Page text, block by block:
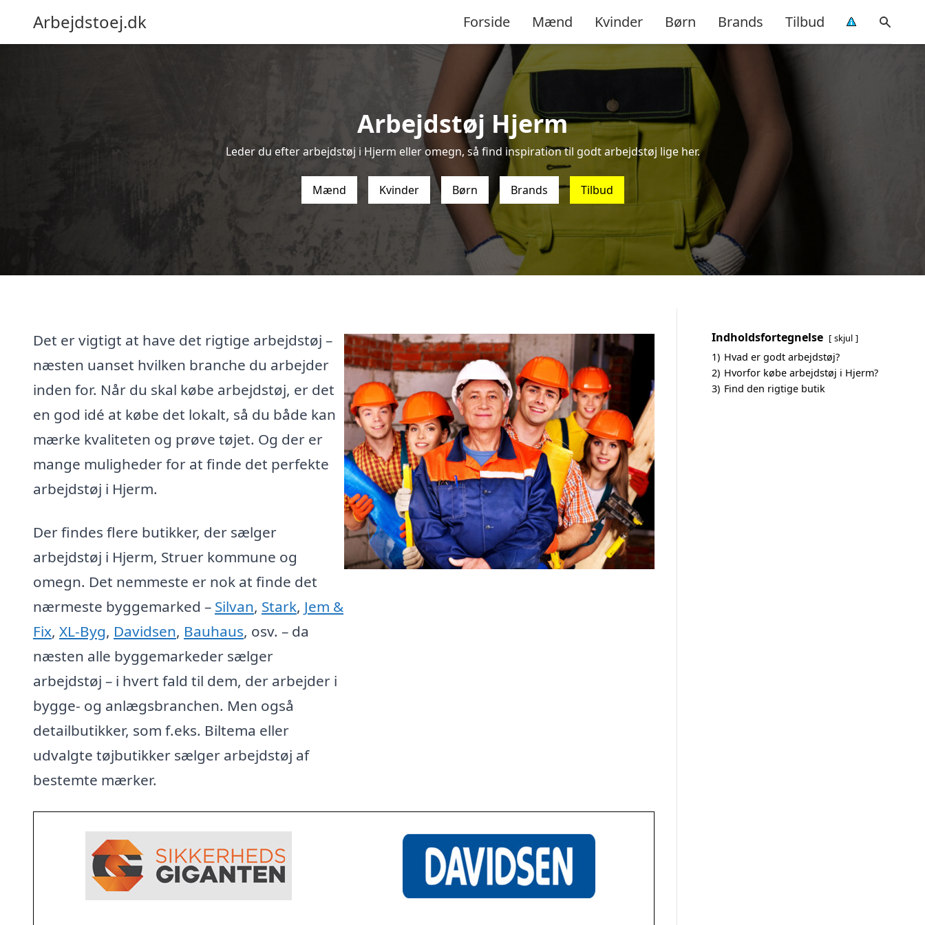
Arbejdstoej.dk Forside Mænd Kvinder Børn Brands Tilbud
Arbejdstøj Hjerm
Leder du efter arbejdstøj i Hjerm eller omegn, så find inspiration til godt arbejdstøj lige her.
Mænd Kvinder Børn Brands Tilbud
Det er vigtigt at have det rigtige arbejdstøj –
næsten uanset hvilken branche du arbejder
inden for. Når du skal købe arbejdstøj, er det
en god idé at købe det lokalt, så du både kan
mærke kvaliteten og prøve tøjet. Og der er
mange muligheder for at finde det perfekte
arbejdstøj i Hjerm.
Der findes flere butikker, der sælger
arbejdstøj i Hjerm, Struer kommune og
omegn. Det nemmeste er nok at finde det
nærmeste byggemarked – Silvan, Stark, Jem &
Fix, XL-Byg, Davidsen, Bauhaus, osv. – da
næsten alle byggemarkeder sælger
arbejdstøj – i hvert fald til dem, der arbejder i
bygge- og anlægsbranchen. Men også
detailbutikker, som f.eks. Biltema eller
udvalgte tøjbutikker sælger arbejdstøj af
bestemte mærker.
Indholdsfortegnelse skjul
1) Hvad er godt arbejdstøj?
2) Hvorfor købe arbejdstøj i Hjerm?
3) Find den rigtige butik